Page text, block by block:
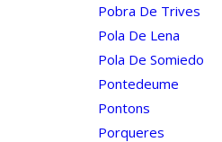
Pobra De Trives
Pola De Lena
Pola De Somiedo
Pontedeume
Pontons
Porqueres